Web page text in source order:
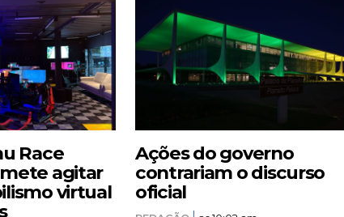
Race
agitar
virtual
Ações do governo
contrariam o discurso
oficial